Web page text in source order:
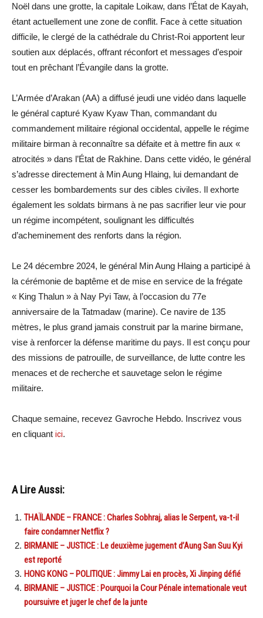
Noël dans une grotte, la capitale Loikaw, dans l’État de Kayah,
étant actuellement une zone de conflit. Face à cette situation
difficile, le clergé de la cathédrale du Christ-Roi apportent leur
soutien aux déplacés, offrant réconfort et messages d’espoir
tout en prêchant l’Évangile dans la grotte.
L’Armée d’Arakan (AA) a diffusé jeudi une vidéo dans laquelle
le général capturé Kyaw Kyaw Than, commandant du
commandement militaire régional occidental, appelle le régime
militaire birman à reconnaître sa défaite et à mettre fin aux «
atrocités » dans l’État de Rakhine. Dans cette vidéo, le général
s’adresse directement à Min Aung Hlaing, lui demandant de
cesser les bombardements sur des cibles civiles. Il exhorte
également les soldats birmans à ne pas sacrifier leur vie pour
un régime incompétent, soulignant les difficultés
d’acheminement des renforts dans la région.
Le 24 décembre 2024, le général Min Aung Hlaing a participé à
la cérémonie de baptême et de mise en service de la frégate
« King Thalun » à Nay Pyi Taw, à l’occasion du 77e
anniversaire de la Tatmadaw (marine). Ce navire de 135
mètres, le plus grand jamais construit par la marine birmane,
vise à renforcer la défense maritime du pays. Il est conçu pour
des missions de patrouille, de surveillance, de lutte contre les
menaces et de recherche et sauvetage selon le régime
militaire.
Chaque semaine, recevez Gavroche Hebdo. Inscrivez vous
en cliquant ici.
A Lire Aussi:
THAÏLANDE – FRANCE : Charles Sobhraj, alias le Serpent, va-t-il
faire condamner Netflix ?
BIRMANIE – JUSTICE : Le deuxième jugement d’Aung San Suu Kyi
est reporté
HONG KONG – POLITIQUE : Jimmy Lai en procès, Xi Jinping défié
BIRMANIE – JUSTICE : Pourquoi la Cour Pénale internationale veut
poursuivre et juger le chef de la junte